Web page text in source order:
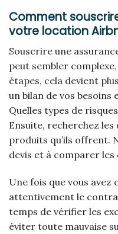
Comment
votre location
Souscrire une
peut sembler
étapes, cela devient
un bilan de vos besoins
Quelles types de
Ensuite, recherchez
produits qu’ils offrent.
devis et à comparer
Une fois que vous avez
attentivement le
temps de vérifier les
éviter toute mauvaise